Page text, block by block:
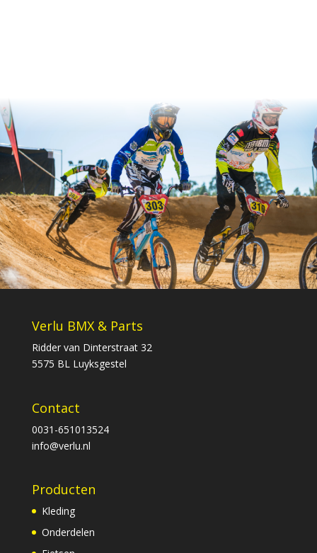
Verlu BMX & Parts
Ridder van Dinterstraat 32
5575 BL Luyksgestel
Contact
0031-651013524
info@verlu.nl
Producten
Kleding
Onderdelen